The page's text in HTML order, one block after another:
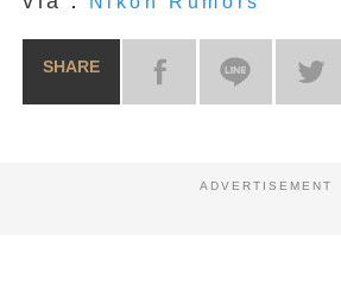
SHARE
ADVERTISEMENT